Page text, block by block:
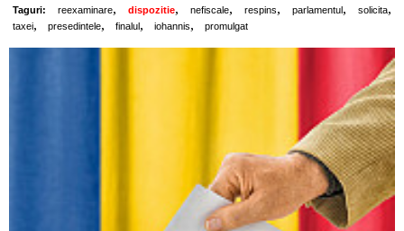
Taguri: reexaminare, dispozitie, nefiscale, respins, parlamentul , solicita,
taxei, presedintele, finalul , iohannis, promulgat